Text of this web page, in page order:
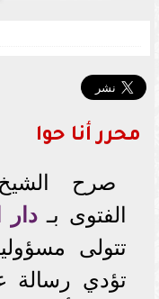
محرر أنا حوا
صرح
الفتوى بـدار
تتولى
تؤدي رسالة